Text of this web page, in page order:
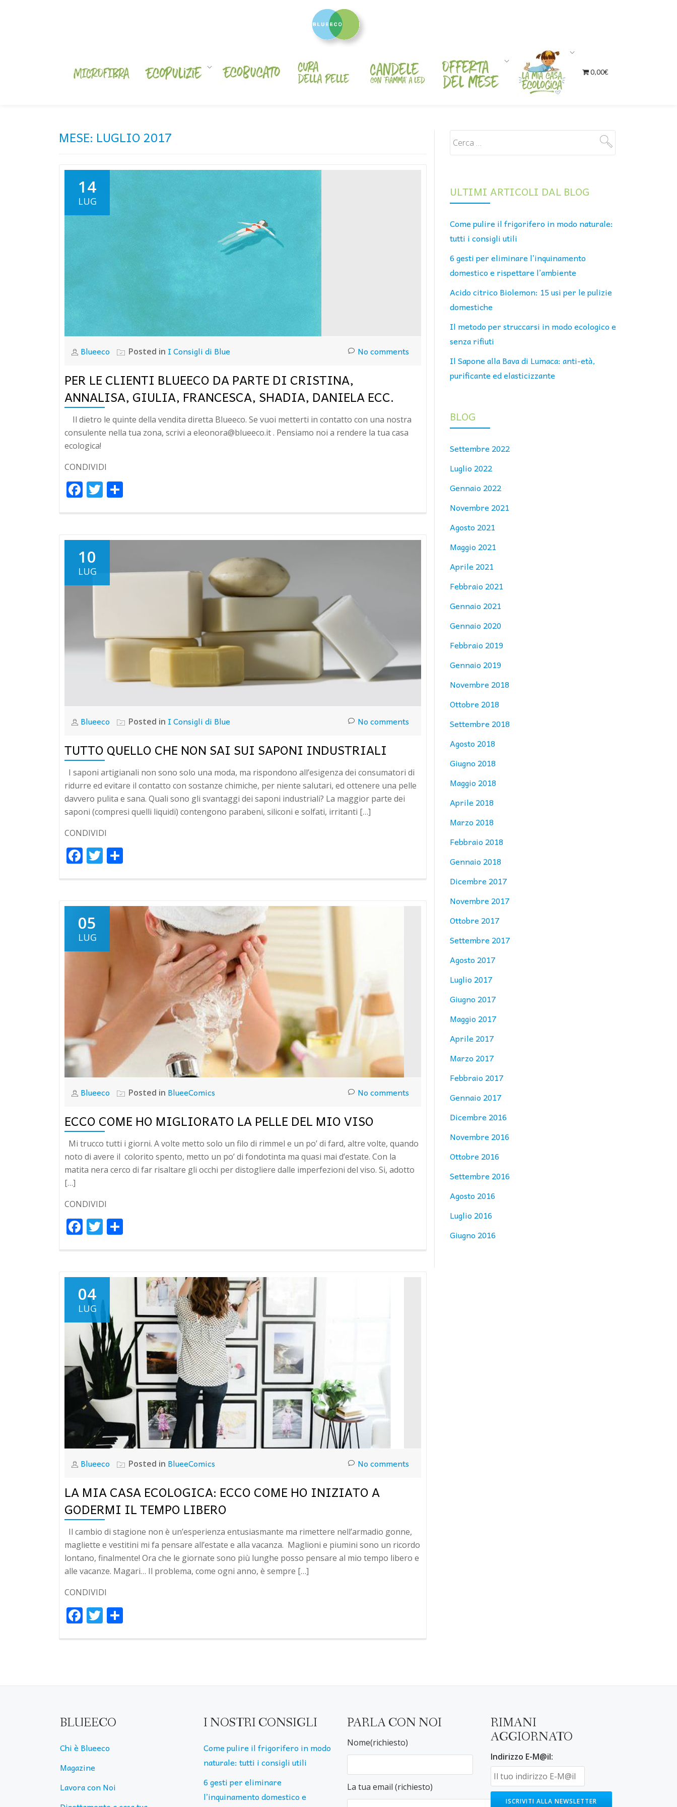
0,00€
MESE: LUGLIO 2017
14
LUG
Blueeco Posted in I Consigli di Blue No comments
PER LE CLIENTI BLUEECO DA PARTE DI CRISTINA,
ANNALISA, GIULIA, FRANCESCA, SHADIA, DANIELA ECC.
Il dietro le quinte della vendita diretta Blueeco. Se vuoi metterti in contatto con una nostra
consulente nella tua zona, scrivi a eleonora@blueeco.it . Pensiamo noi a rendere la tua casa
ecologica!
CONDIVIDI
FacebookTwitter
10
LUG
Blueeco Posted in I Consigli di Blue No comments
TUTTO QUELLO CHE NON SAI SUI SAPONI INDUSTRIALI
I saponi artigianali non sono solo una moda, ma rispondono all’esigenza dei consumatori di
ridurre ed evitare il contatto con sostanze chimiche, per niente salutari, ed ottenere una pelle
davvero pulita e sana. Quali sono gli svantaggi dei saponi industriali? La maggior parte dei
saponi (compresi quelli liquidi) contengono parabeni, siliconi e solfati, irritanti […]
CONDIVIDI
FacebookTwitter
05
LUG
Blueeco Posted in BlueeComics No comments
ECCO COME HO MIGLIORATO LA PELLE DEL MIO VISO
Mi trucco tutti i giorni. A volte metto solo un filo di rimmel e un po’ di fard, altre volte, quando
noto di avere il colorito spento, metto un po’ di fondotinta ma quasi mai d’estate. Con la
matita nera cerco di far risaltare gli occhi per distogliere dalle imperfezioni del viso. Si, adotto
[…]
CONDIVIDI
FacebookTwitter
04
LUG
Blueeco Posted in BlueeComics No comments
LA MIA CASA ECOLOGICA: ECCO COME HO INIZIATO A
GODERMI IL TEMPO LIBERO
Il cambio di stagione non è un’esperienza entusiasmante ma rimettere nell’armadio gonne,
magliette e vestitini mi fa pensare all’estate e alla vacanza. Maglioni e piumini sono un ricordo
lontano, finalmente! Ora che le giornate sono più lunghe posso pensare al mio tempo libero e
alle vacanze. Magari… Il problema, come ogni anno, è sempre […]
CONDIVIDI
FacebookTwitter
ULTIMI ARTICOLI DAL BLOG
Come pulire il frigorifero in modo naturale:
tutti i consigli utili
6 gesti per eliminare l’inquinamento
domestico e rispettare l’ambiente
Acido citrico Biolemon: 15 usi per le pulizie
domestiche
Il metodo per struccarsi in modo ecologico e
senza rifiuti
Il Sapone alla Bava di Lumaca: anti-età,
purificante ed elasticizzante
BLOG
Settembre 2022
Luglio 2022
Gennaio 2022
Novembre 2021
Agosto 2021
Maggio 2021
Aprile 2021
Febbraio 2021
Gennaio 2021
Gennaio 2020
Febbraio 2019
Gennaio 2019
Novembre 2018
Ottobre 2018
Settembre 2018
Agosto 2018
Giugno 2018
Maggio 2018
Aprile 2018
Marzo 2018
Febbraio 2018
Gennaio 2018
Dicembre 2017
Novembre 2017
Ottobre 2017
Settembre 2017
Agosto 2017
Luglio 2017
Giugno 2017
Maggio 2017
Aprile 2017
Marzo 2017
Febbraio 2017
Gennaio 2017
Dicembre 2016
Novembre 2016
Ottobre 2016
Settembre 2016
Agosto 2016
Luglio 2016
Giugno 2016
BLUEECO
Chi è Blueeco
Magazine
Lavora con Noi
I NOSTRI CONSIGLI
Come pulire il frigorifero in modo
naturale: tutti i consigli utili
6 gesti per eliminare
l’inquinamento domestico e
PARLA CON NOI
Nome(richiesto)
La tua email (richiesto)
RIMANI
AGGIORNATO
Indirizzo E-M@il: